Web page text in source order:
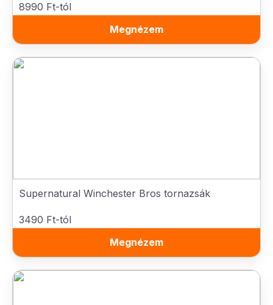
8990 Ft-tól
Megnézem
Supernatural Winchester Bros tornazsák
3490 Ft-tól
Megnézem